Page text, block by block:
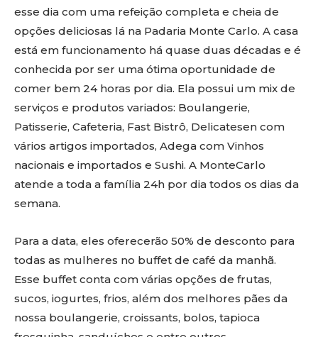
esse dia com uma refeição completa e cheia de
opções deliciosas lá na Padaria Monte Carlo. A casa
está em funcionamento há quase duas décadas e é
conhecida por ser uma ótima oportunidade de
comer bem 24 horas por dia. Ela possui um mix de
serviços e produtos variados: Boulangerie,
Patisserie, Cafeteria, Fast Bistrô, Delicatesen com
vários artigos importados, Adega com Vinhos
nacionais e importados e Sushi. A MonteCarlo
atende a toda a família 24h por dia todos os dias da
semana.
Para a data, eles oferecerão 50% de desconto para
todas as mulheres no buffet de café da manhã.
Esse buffet conta com várias opções de frutas,
sucos, iogurtes, frios, além dos melhores pães da
nossa boulangerie, croissants, bolos, tapioca